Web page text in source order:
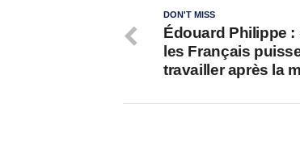
DON'T MISS
Édouard Philippe :
les Français
travailler après la